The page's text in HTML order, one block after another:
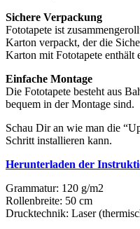
Sichere Verpackung
Fototapete ist
Karton verpackt, der die
Karton mit Fototapete enthält
Einfache Montage
Die Fototapete besteht aus
bequem in der Montage sind.
Schau Dir an wie man die
Schritt installieren kann.
Herunterladen der
Grammatur: 120 g/m2
Rollenbreite: 50 cm
Drucktechnik: Laser